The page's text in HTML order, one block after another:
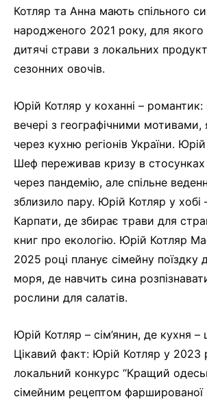
Котляр та Анна мають спільного
народженого 2021 року, для якого
дитячі страви з локальних
сезонних овочів.
Юрій Котляр у коханні – романтик:
вечері з географічними мотивами,
через кухню регіонів України.
Шеф переживав кризу в стосунках
через пандемію, але спільне
зблизило пару. Юрій Котляр у хобі
Карпати, де збирає трави для
книг про екологію. Юрій Котляр
2025 році планує сімейну поїздку
моря, де навчить сина
рослини для салатів.
Юрій Котляр – сім’янин, де кухня –
Цікавий факт: Юрій Котляр у 2023
локальний конкурс “Кращий
сімейним рецептом